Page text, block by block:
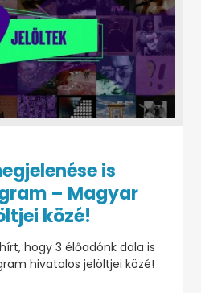
is
– Magyar
közé!
hogy 3 élőadónk dala is
hivatalos jelöltjei közé!